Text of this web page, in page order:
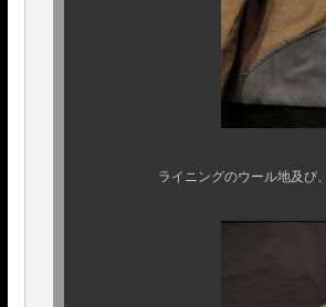
ライニングのウール地及び、ライ